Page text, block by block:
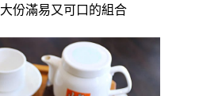
份滿易又可口的組合